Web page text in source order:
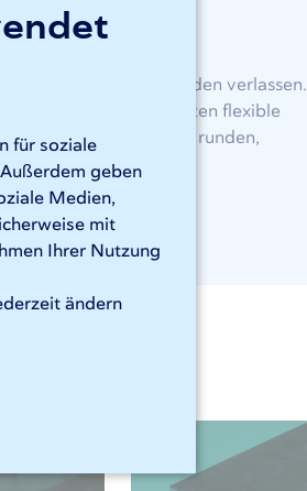
für soziale
geben
Medien,
mit
Ihrer Nutzung
ändern
Rohrlaserschneiden verlassen.
Schnelligkeit und bieten flexible
schneiden Ihre runden,